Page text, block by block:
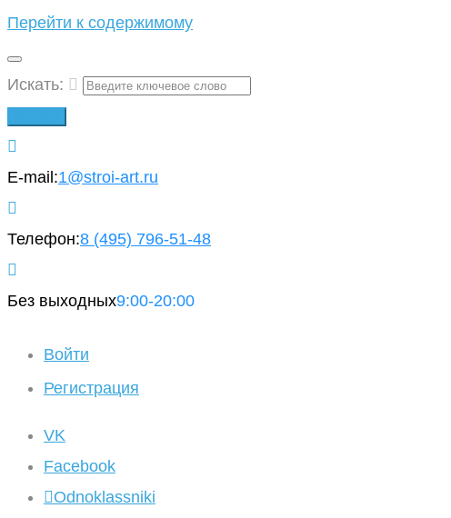
Перейти к содержимому
Искать:
E-mail:1@stroi-art.ru
Телефон:8 (495) 796-51-48
Без выходных9:00-20:00
Войти
Регистрация
VK
Facebook
Odnoklassniki